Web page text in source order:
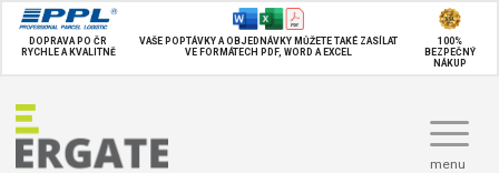
DOPRAVA PO ČR
RYCHLE A KVALITNĚ
VAŠE POPTÁVKY A OBJEDNÁVKY MŮŽETE TAKÉ ZASÍLAT
VE FORMÁTECH PDF, WORD A EXCEL
100%
BEZPEČNÝ
NÁKUP
menu